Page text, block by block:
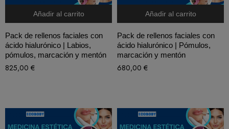
Añadir al carrito
Pack de rellenos faciales con
ácido hialurónico | Labios,
pómulos, marcación y mentón
825,00 €
Añadir al carrito
Pack de rellenos faciales con
ácido hialurónico | Pómulos,
marcación y mentón
680,00 €